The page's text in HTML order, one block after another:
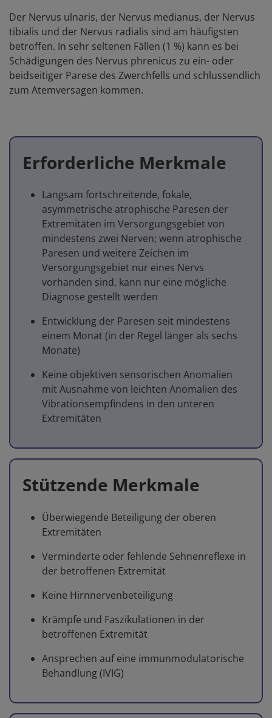
Der Nervus ulnaris, der Nervus medianus, der Nervus
tibialis und der Nervus radialis sind am häufigsten
betroffen. In sehr seltenen Fällen (1 %) kann es bei
Schädigungen des Nervus phrenicus zu ein- oder
beidseitiger Parese des Zwerchfells und schlussendlich
zum Atemversagen kommen.
Erforderliche Merkmale
Langsam fortschreitende, fokale,
asymmetrische atrophische Paresen der
Extremitäten im Versorgungsgebiet von
mindestens zwei Nerven; wenn atrophische
Paresen und weitere Zeichen im
Versorgungsgebiet nur eines Nervs
vorhanden sind, kann nur eine mögliche
Diagnose gestellt werden
Entwicklung der Paresen seit mindestens
einem Monat (in der Regel länger als sechs
Monate)
Keine objektiven sensorischen Anomalien
mit Ausnahme von leichten Anomalien des
Vibrationsempfindens in den unteren
Extremitäten
Stützende Merkmale
Überwiegende Beteiligung der oberen
Extremitäten
Verminderte oder fehlende Sehnenreflexe in
der betroffenen Extremität
Keine Hirnnervenbeteiligung
Krämpfe und Faszikulationen in der
betroffenen Extremität
Ansprechen auf eine immunmodulatorische
Behandlung (IVIG)